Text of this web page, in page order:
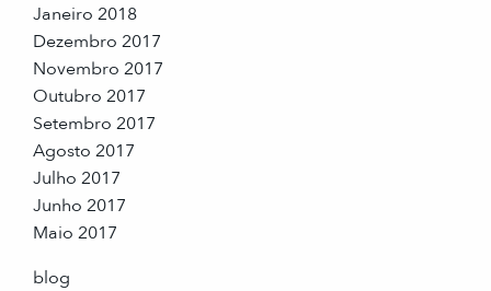
Janeiro 2018
Dezembro 2017
Novembro 2017
Outubro 2017
Setembro 2017
Agosto 2017
Julho 2017
Junho 2017
Maio 2017
blog